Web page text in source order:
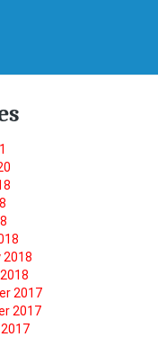
2018
2017
2017